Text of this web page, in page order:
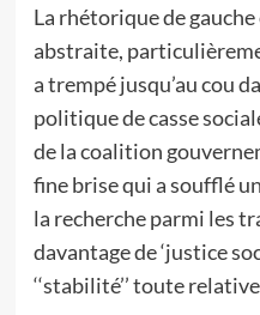
La rhétorique de
abstraite,
a trempé jusqu’au cou
politique de casse
de la coalition
fine brise qui a soufflé
la recherche parmi les
davantage de ‘justice
‘‘stabilité’’ toute